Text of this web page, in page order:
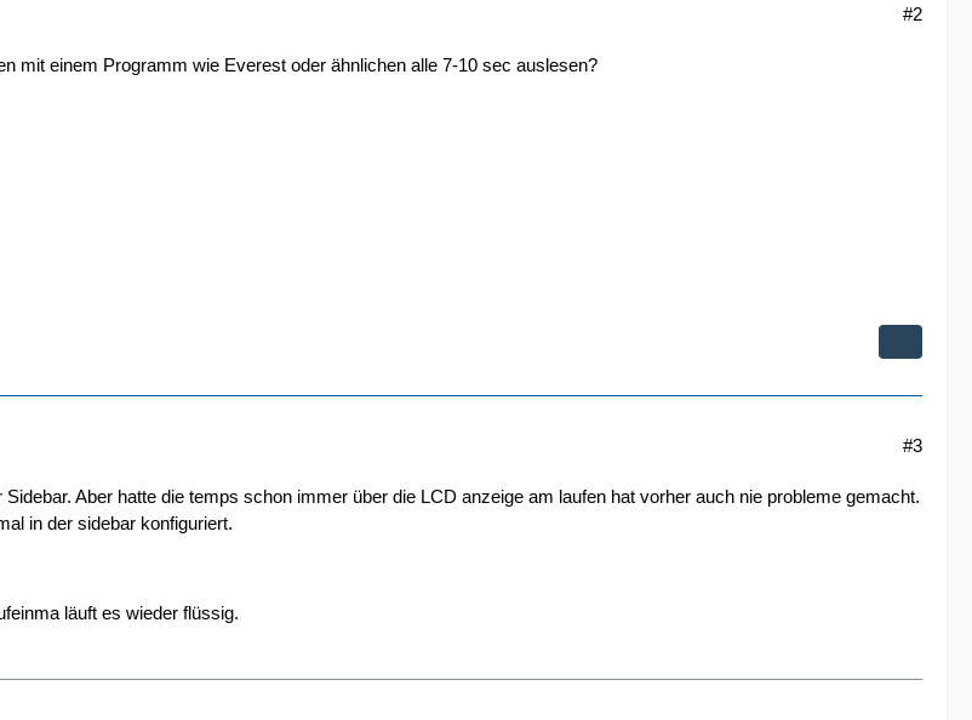
#2
mit einem Programm wie Everest oder ähnlichen alle 7-10 sec auslesen?
#3
Aber hatte die temps schon immer über die LCD anzeige am laufen hat vorher auch nie probleme gemacht.
in der sidebar konfiguriert.
läuft es wieder flüssig.